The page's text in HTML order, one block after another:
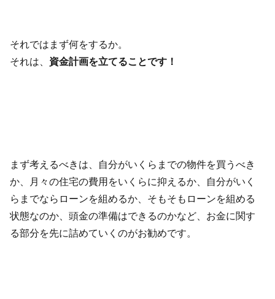
それではまず何をするか。
それは、 資金計画を立てることです！
まず考えるべきは、自分がいくらまでの物件を買うべき
か、月々の住宅の費用をいくらに抑えるか、自分がいく
らまでならローンを組めるか、そもそもローンを組める
状態なのか、頭金の準備はできるのかなど、お金に関す
る部分を先に詰めていくのがお勧めです。